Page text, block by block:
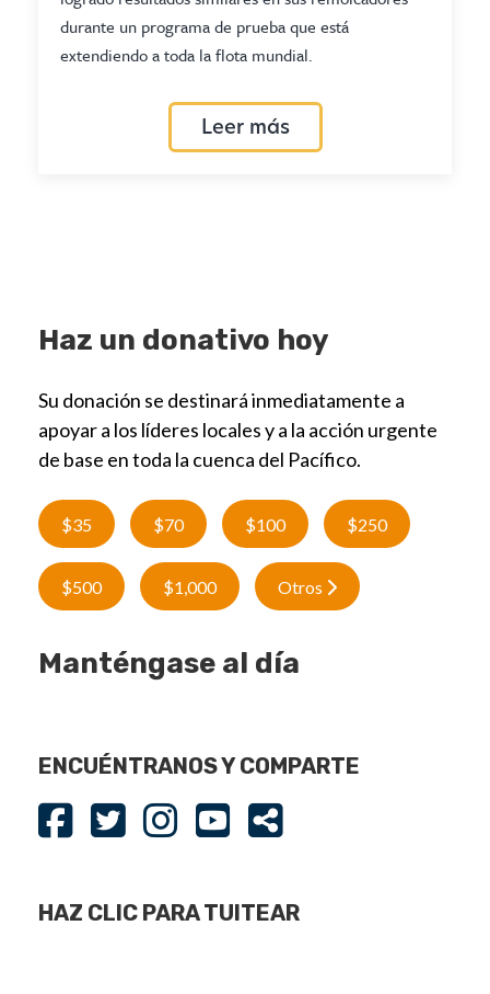
durante un programa de prueba que está
extendiendo a toda la flota mundial.
Leer más
Haz un donativo hoy
Su donación se destinará inmediatamente a
apoyar a los líderes locales y a la acción urgente
de base en toda la cuenca del Pacífico.
$35 $70 $100 $250
$500 $1,000 Otros
Manténgase al día
ENCUÉNTRANOS Y COMPARTE
HAZ CLIC PARA TUITEAR